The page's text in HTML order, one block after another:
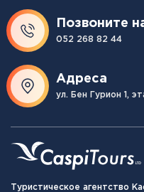
Позвоните
052 268 82 44
Адреса
ул. Бен Гурион 1,
Туристическое агентство